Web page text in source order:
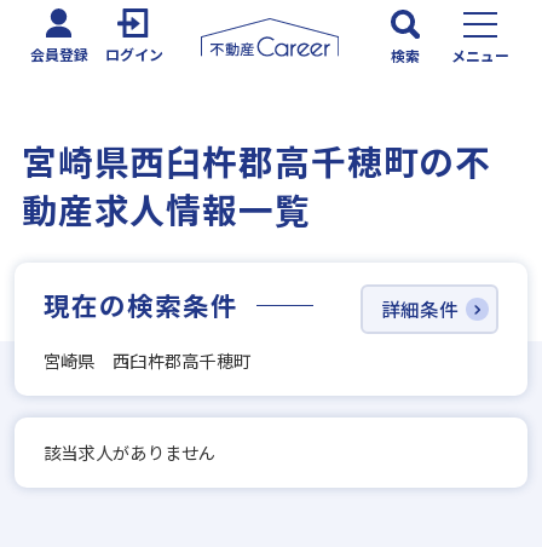
会員登録 ログイン 検索 メニュー
宮崎県西臼杵郡高千穂町の不
動産求人情報一覧
現在の検索条件
宮崎県 西臼杵郡高千穂町
詳細条件
該当求人がありません